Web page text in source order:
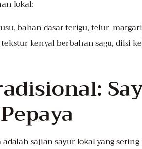
lokal:
bahan dasar terigu, telur,
kenyal berbahan sagu, diisi
sajian sayur lokal yang